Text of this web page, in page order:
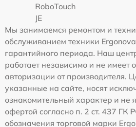
RoboTouch
JE
Мы занимаемся ремонтом и
обслуживанием техники
гарантийного периода. Наш
работает независимо и не имеет
авторизации от производителя.
указанные на сайте, носят
ознакомительный характер и не
офертой согласно п. 2 ст. 437 ГК
обозначения торговой марки